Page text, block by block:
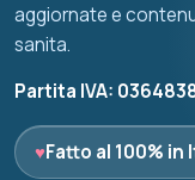
aggiornate e
sanita.
Partita IVA:
♥Fatto al 100% in